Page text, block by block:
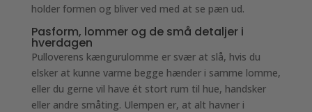
holder formen og bliver ved med at se pæn ud.
Pasform, lommer og de små detaljer i
hverdagen
Pulloverens kængurulomme er svær at slå, hvis du
elsker at kunne varme begge hænder i samme lomme,
eller du gerne vil have ét stort rum til hue, handsker
eller andre småting. Ulempen er, at alt havner i